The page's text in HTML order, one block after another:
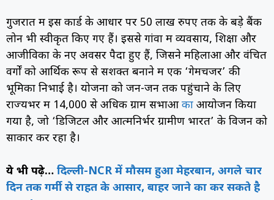
गुजरात में इस कार्ड के आधार पर 50 लाख रुपए तक के बड़े बैंक
लोन भी स्वीकृत किए गए हैं। इससे गांवों में व्यवसाय, शिक्षा और
आजीविका के नए अवसर पैदा हुए हैं, जिसने महिलाओं और वंचित
वर्गों को आर्थिक रूप से सशक्त बनाने में एक ‘गेमचेंजर’ की
भूमिका निभाई है। योजना को जन-जन तक पहुंचाने के लिए
राज्यभर में 14,000 से अधिक ग्राम सभाओंका आयोजन किया
गया है, जो ‘डिजिटल और आत्मनिर्भर ग्रामीण भारत’ के विजन को
साकार कर रहा है।
ये भी पढ़े… दिल्ली-NCR में मौसम हुआ मेहरबान, अगले चार
दिन तक गर्मी से राहत के आसार, बाहर जाने का कर सकते है